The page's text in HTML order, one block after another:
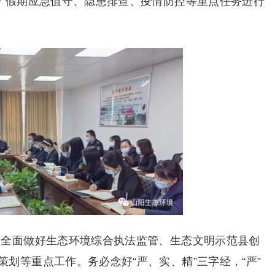
面做好生态环境综合执法监管、生态文明示范县创
等重点工作。务必念好“严、实、精”三字经，“严”